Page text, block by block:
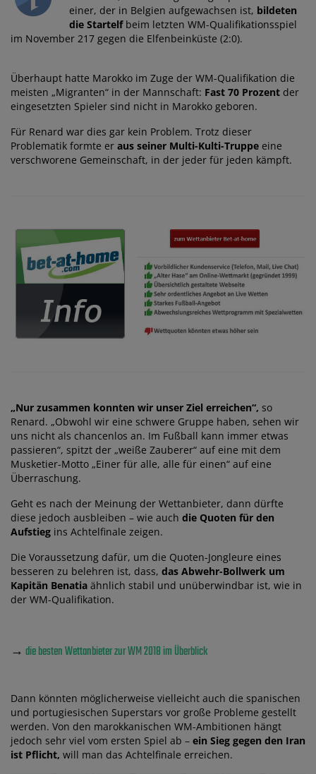
einer, der in Belgien aufgewachsen ist, bildeten
die Startelfbeim letzten WM-Qualifikationsspiel
im November 217 gegen die Elfenbeinküste (2:0).
Überhaupt hatte Marokko im Zuge der WM-Qualifikation die
meisten „Migranten“ in der Mannschaft: Fast 70 Prozent der
eingesetzten Spieler sind nicht in Marokko geboren.
Für Renard war dies gar kein Problem. Trotz dieser
Problematik formte er aus seiner Multi-Kulti-Truppe eine
verschworene Gemeinschaft, in der jeder für jeden kämpft.
„Nur zusammen konnten wir unser Ziel erreichen“, so
Renard. „Obwohl wir eine schwere Gruppe haben, sehen wir
uns nicht als chancenlos an. Im Fußball kann immer etwas
passieren“, spitzt der „weiße Zauberer“ auf eine mit dem
Musketier-Motto „Einer für alle, alle für einen“ auf eine
Überraschung.
Geht es nach der Meinung der Wettanbieter, dann dürfte
diese jedoch ausbleiben – wie auch die Quoten für den
Aufstieg ins Achtelfinale zeigen.
Die Voraussetzung dafür, um die Quoten-Jongleure eines
besseren zu belehren ist, dass, das Abwehr-Bollwerk um
Kapitän Benatia ähnlich stabil und unüberwindbar ist, wie in
der WM-Qualifikation.
→ die besten Wettanbieter zur WM 2018 im Überblick
Dann könnten möglicherweise vielleicht auch die spanischen
und portugiesischen Superstars vor große Probleme gestellt
werden. Von den marokkanischen WM-Ambitionen hängt
jedoch sehr viel vom ersten Spiel ab – ein Sieg gegen den Iran
ist Pflicht, will man das Achtelfinale erreichen.